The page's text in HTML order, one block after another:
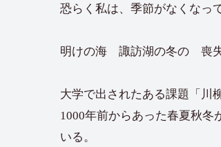
恐らく私は、季節がなくなっ
明けの海 諏訪湖の冬の 喪
大学で出されたある課題「川
1000年前からあった春夏秋冬
いる。